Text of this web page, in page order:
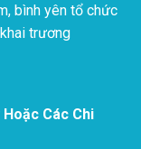
bình yên tổ chức
trương
Các Chi